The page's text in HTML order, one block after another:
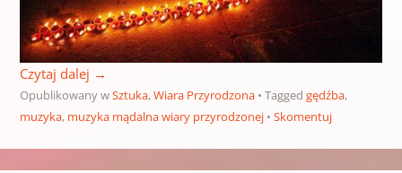
Czytaj dalej →
Opublikowany wSztuka,Wiara Przyrodzona Tagged gędźba,
muzyka, muzyka mądalna wiary przyrodzonej Skomentuj